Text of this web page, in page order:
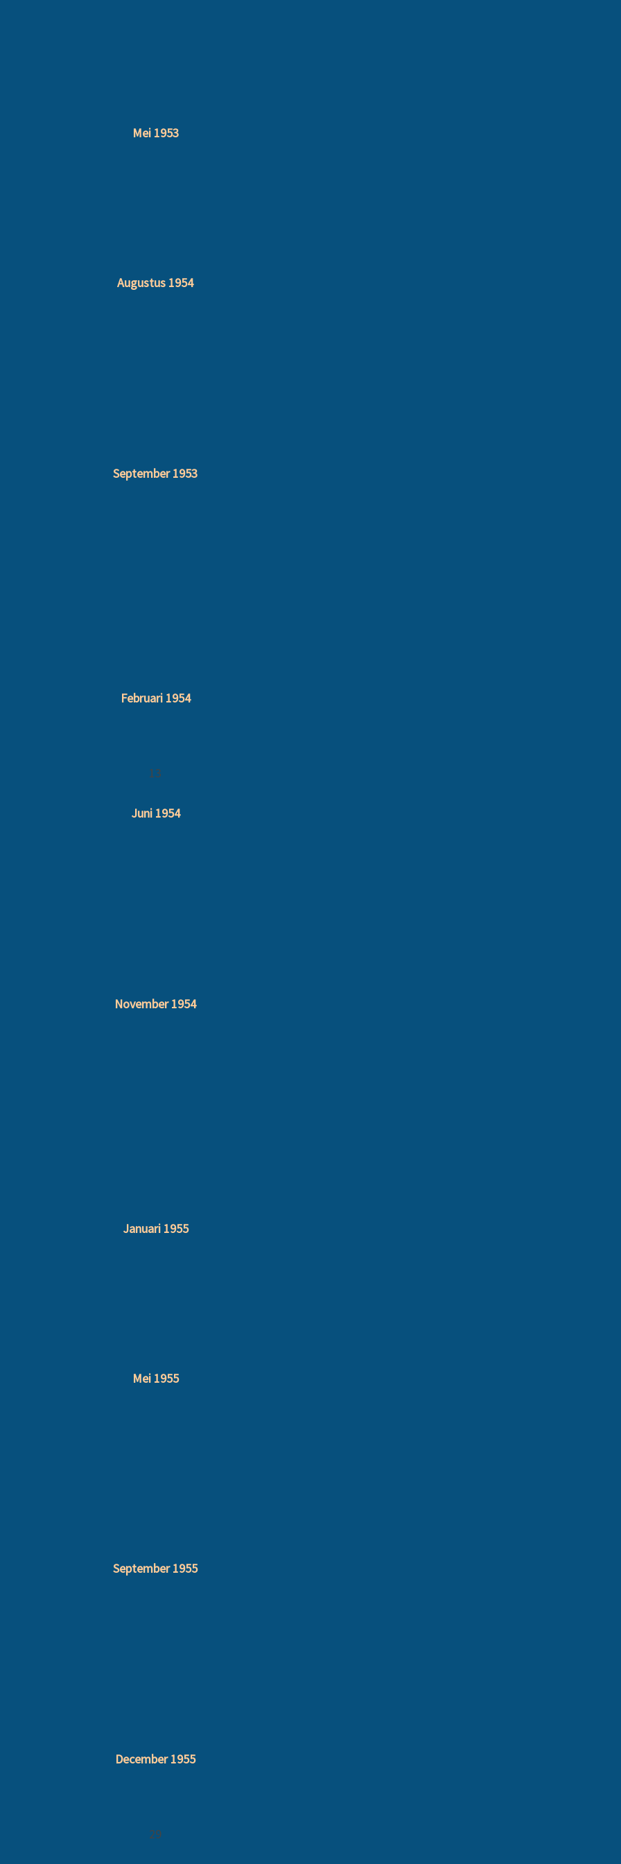
Mei 1953
Augustus 1954
September 1953
Februari 1954
13
Juni 1954
November 1954
Januari 1955
Mei 1955
September 1955
December 1955
29